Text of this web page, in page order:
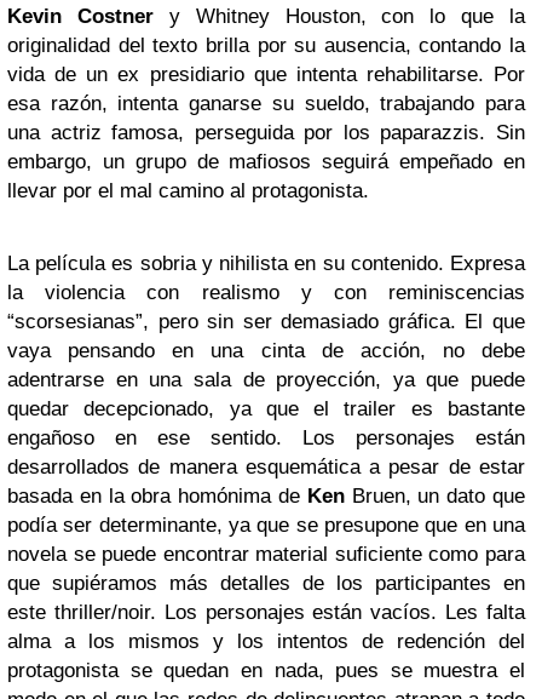
Kevin Costnery Whitney Houston, con lo que la
originalidad del texto brilla por su ausencia, contando la
vida de un ex presidiario que intenta rehabilitarse. Por
esa razón, intenta ganarse su sueldo, trabajando para
una actriz famosa, perseguida por los paparazzis. Sin
embargo, un grupo de mafiosos seguirá empeñado en
llevar por el mal camino al protagonista.
La película es sobria y nihilista en su contenido. Expresa
la violencia con realismo y con reminiscencias
“scorsesianas”, pero sin ser demasiado gráfica. El que
vaya pensando en una cinta de acción, no debe
adentrarse en una sala de proyección, ya que puede
quedar decepcionado, ya que el trailer es bastante
engañoso en ese sentido. Los personajes están
desarrollados de manera esquemática a pesar de estar
basada en la obra homónima de KenBruen, un dato que
podía ser determinante, ya que se presupone que en una
novela se puede encontrar material suficiente como para
que supiéramos más detalles de los participantes en
este thriller/noir. Los personajes están vacíos. Les falta
alma a los mismos y los intentos de redención del
protagonista se quedan en nada, pues se muestra el